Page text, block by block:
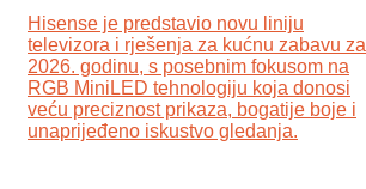
Hisense je predstavio novu liniju
televizora i rješenja za kućnu zabavu za
2026. godinu, s posebnim fokusom na
RGB MiniLED tehnologiju koja donosi
veću preciznost prikaza, bogatije boje i
unaprijeđeno iskustvo gledanja.